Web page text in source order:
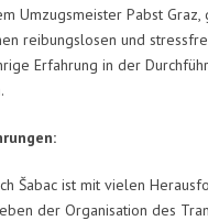
Umzugsmeister Pabst
reibungslosen und
Erfahrung in der
Šabac ist mit vielen
der Organisation des